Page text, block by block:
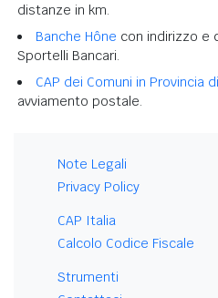
distanze in km.
Banche Hône con indirizzo e
Sportelli Bancari.
CAP dei Comuni in Provincia
avviamento postale.
Note Legali
Privacy Policy
CAP Italia
Calcolo Codice Fiscale
Strumenti